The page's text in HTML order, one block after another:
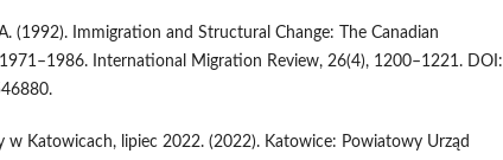
(1992). Immigration and Structural Change: The Canadian
International Migration Review, 26(4), 1200–1221. DOI:
w Katowicach, lipiec 2022. (2022). Katowice: Powiatowy Urząd